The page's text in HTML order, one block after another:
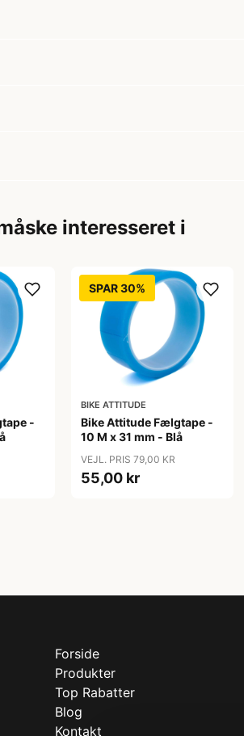
interesseret i
-
SPAR 30%
BIKE ATTITUDE
Bike Attitude Fælgtape -
10 M x 31 mm - Blå
VEJL. PRIS 79,00 KR
55,00 kr
Forside
Produkter
Top Rabatter
Blog
Kontakt